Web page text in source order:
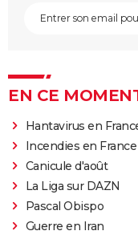
EN CE
Hantavirus en
Incendies en France
Canicule d'août
La Liga sur DAZN
Pascal Obispo
Guerre en Iran